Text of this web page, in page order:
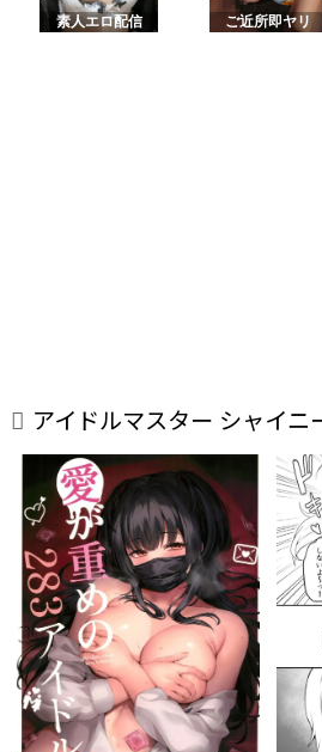
素人エロ配信 ご近所即ヤリ
アイドルマスター シャイニ